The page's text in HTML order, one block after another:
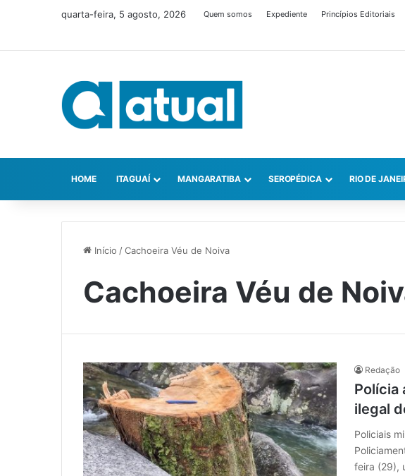
quarta-feira, 5 agosto, 2026 Quem somos Expediente Princípios Editoriais
HOME ITAGUAÍ MANGARATIBA SEROPÉDICA RIO DE
Início /Cachoeira Véu de Noiva
Cachoeira Véu de
Redação
Polícia
ilegal
Policiais
feira (29),